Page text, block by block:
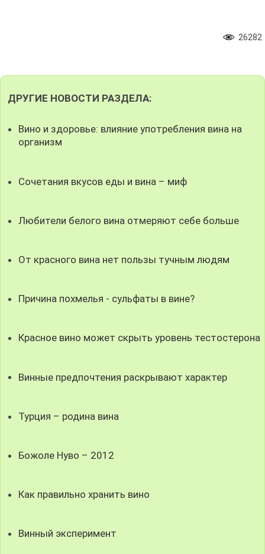
26282
ДРУГИЕ НОВОСТИ РАЗДЕЛА:
Вино и здоровье: влияние употребления вина на
организм
Сочетания вкусов еды и вина – миф
Любители белого вина отмеряют себе больше
От красного вина нет пользы тучным людям
Причина похмелья - сульфаты в вине?
Красное вино может скрыть уровень тестостерона
Винные предпочтения раскрывают характер
Турция – родина вина
Божоле Нуво – 2012
Как правильно хранить вино
Винный эксперимент